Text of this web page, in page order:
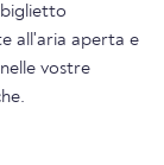
all'aria aperta e
vostre